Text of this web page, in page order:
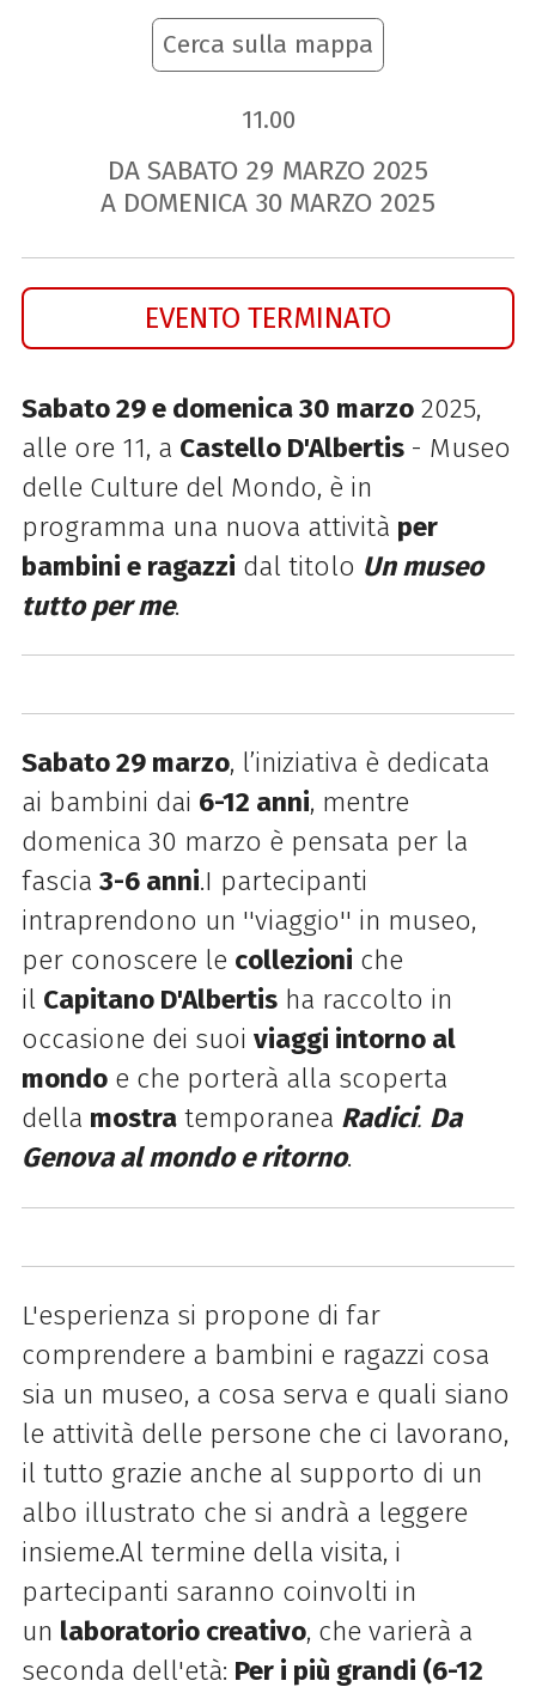
Cerca sulla mappa
11.00
DA SABATO 29 MARZO 2025
A DOMENICA 30 MARZO 2025
EVENTO TERMINATO
Sabato 29 e domenica 30 marzo2025,
alle ore 11, a Castello D'Albertis - Museo
delle Culture del Mondo, è in
programma una nuova attività per
bambini e ragazzi dal titolo Un museo
tutto per me.
Sabato 29 marzo, l’iniziativa è dedicata
ai bambini dai 6-12 anni, mentre
domenica 30 marzo è pensata per la
fascia 3-6 anni.I partecipanti
intraprendono un ''viaggio'' in museo,
per conoscere le collezioni che
il Capitano D'Albertisha raccolto in
occasione dei suoi viaggi intorno al
mondoe che porterà alla scoperta
della mostratemporanea Radici. Da
Genova al mondo e ritorno.
L'esperienza si propone di far
comprendere a bambini e ragazzi cosa
sia un museo, a cosa serva e quali siano
le attività delle persone che ci lavorano,
il tutto grazie anche al supporto di un
albo illustrato che si andrà a leggere
insieme.Al termine della visita, i
partecipanti saranno coinvolti in
un laboratorio creativo, che varierà a
seconda dell'età: Per i più grandi (6-12